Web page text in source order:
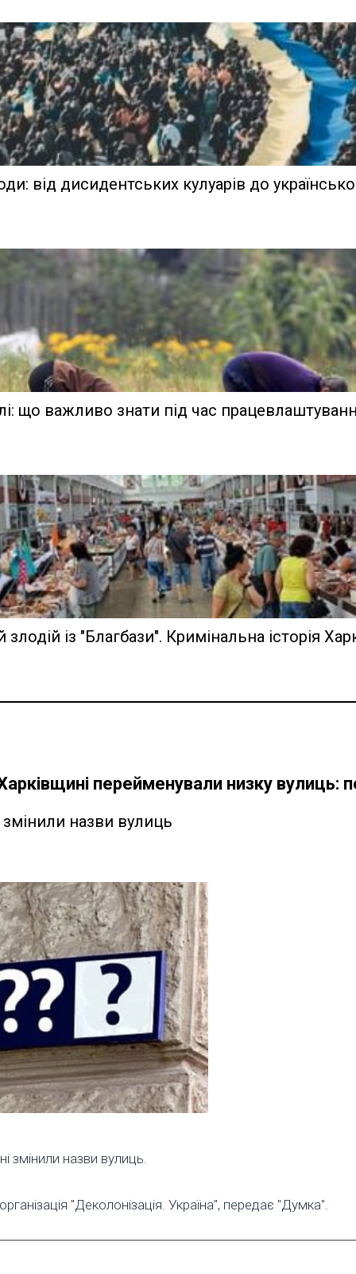
від дисидентських кулуарів до
що важливо знати під час
із "Благбази". Кримінальна історія
перейменували низку вулиць:
назви вулиць
змінили назви вулиць.
"Деколонізація. Україна", передає "Думка".